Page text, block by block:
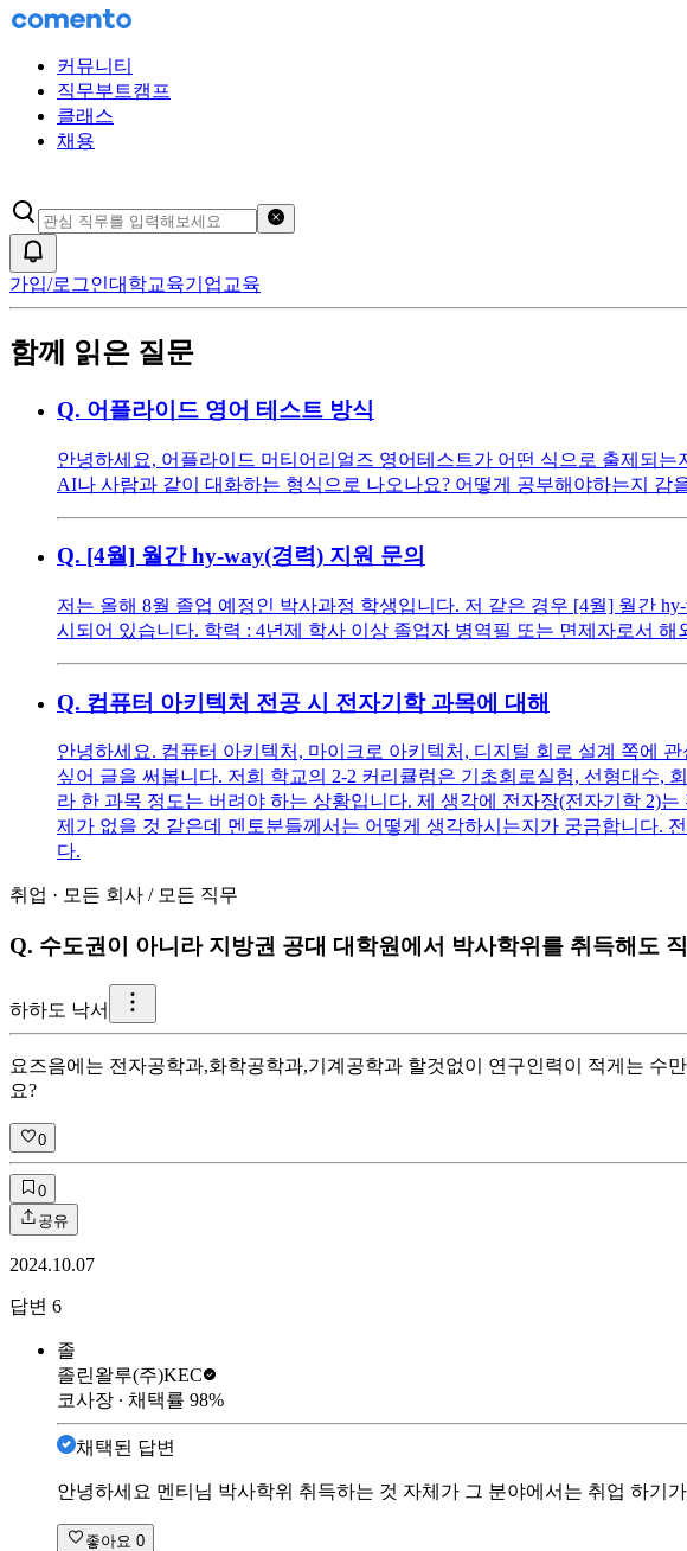
커뮤니티
직무부트캠프
클래스
채용
가입/로그인대학교육기업교육
함께 읽은 질문
Q. 어플라이드 영어 테스트 방식
안녕하세요, 어플라이드 머티어리얼즈 영어테스트가 어떤 식으로 출제되
AI나 사람과 같이 대화하는 형식으로 나오나요? 어떻게 공부해야하는지 감
Q. [4월] 월간 hy-way(경력) 지원 문의
저는 올해 8월 졸업 예정인 박사과정 학생입니다. 저 같은 경우 [4월] 월간
시되어 있습니다. 학력 : 4년제 학사 이상 졸업자 병역필 또는 면제자로서
Q. 컴퓨터 아키텍처 전공 시 전자기학 과목에 대해
안녕하세요. 컴퓨터 아키텍처, 마이크로 아키텍처, 디지털 회로 설계 쪽에
싶어 글을 써봅니다. 저희 학교의 2-2 커리큘럼은 기초회로실험, 선형대수,
라 한 과목 정도는 버려야 하는 상황입니다. 제 생각에 전자장(전자기학 2)
제가 없을 것 같은데 멘토분들께서는 어떻게 생각하시는지가 궁금합니다.
다.
취업 · 모든 회사 / 모든 직무
Q. 수도권이 아니라 지방권 공대 대학원에서 박사학위를 취득해도
하하도 낙서
요즈음에는 전자공학과,화학공학과,기계공학과 할것없이 연구인력이 적게는
요?
0
0
공유
2024.10.07
답변 6
졸
졸린왈루(주)KEC
코사장 ∙ 채택률 98%
채택된 답변
안녕하세요 멘티님 박사학위 취득하는 것 자체가 그 분야에서는 취업 하기
좋아요 0